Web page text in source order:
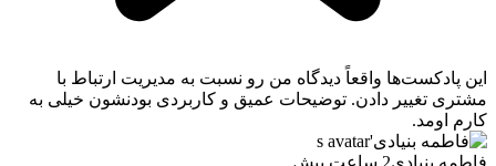
این پادکست‌ها واقعاً دیدگاه من رو نسبت به مدیریت ارتباط با
مشتری تغییر دادن. توضیحات عمیق و کاربردی بودنشون خیلی به
کارم اومد.
فاطمه بنیادی2 ساعت پیش